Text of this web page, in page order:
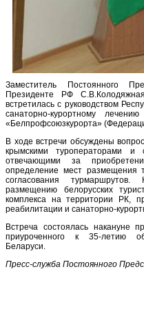
Заместитель Постоянного
Президенте РФ
встретилась с руководством
санаторно-курортному
«Белпрофсоюзкурорта»
В ходе встречи обсуждены
крымскими туроператорами и
отвечающими за
определение мест размещения
согласования
размещению белорусских
комплекса на территории РК,
реабилитации и санаторно-
Встреча состоялась накануне
приуроченного к 35-летию
Беларуси.
Пресс-служба Постоянного